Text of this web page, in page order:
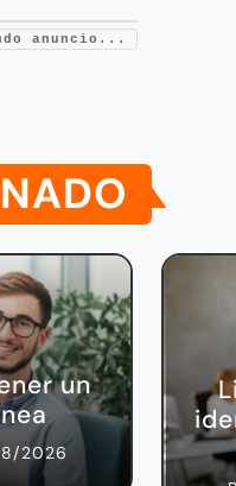
anuncio...
un
2026